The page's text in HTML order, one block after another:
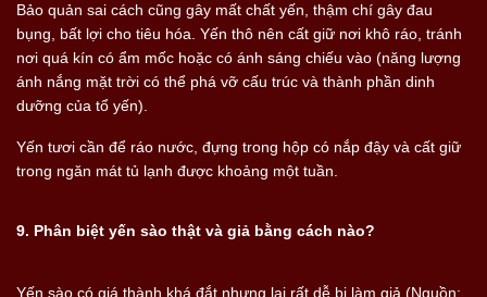
Bảo quản sai cách cũng gây mất chất yến, thậm chí gây đau
bụng, bất lợi cho tiêu hóa. Yến thô nên cất giữ nơi khô ráo, tránh
nơi quá kín có ẩm mốc hoặc có ánh sáng chiếu vào (năng lượng
ánh nắng mặt trời có thể phá vỡ cấu trúc và thành phần dinh
dưỡng của tổ yến).
Yến tươi cần để ráo nước, đựng trong hộp có nắp đậy và cất giữ
trong ngăn mát tủ lạnh được khoảng một tuần.
9. Phân biệt yến sào thật và giả bằng cách nào?
Yến sào có giá thành khá đắt nhưng lại rất dễ bị làm giả (Nguồn: